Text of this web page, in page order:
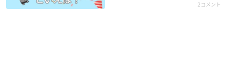
2コメント